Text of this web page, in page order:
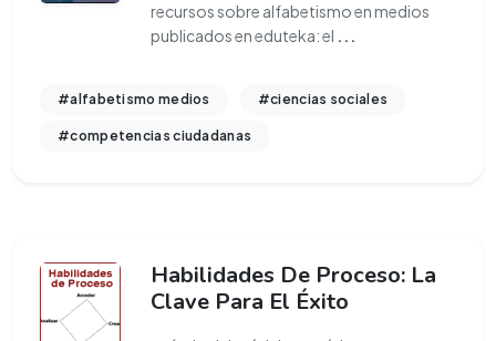
recursos sobre alfabetismo en medios
publicados en eduteka: el ...
#alfabetismo medios #ciencias sociales
#competencias ciudadanas
Habilidades De Proceso: La
Clave Para El Éxito